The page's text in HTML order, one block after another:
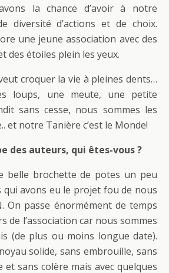
la chance d’avoir à notre
diversité d’actions et de choix.
une jeune association avec des
des étoiles plein les yeux.
croquer la vie à pleines dents…
loups, une meute, une petite
sans cesse, nous sommes les
et notre Tanière c’est le Monde!
des auteurs, qui êtes-vous ?
belle brochette de potes un peu
avons eu le projet fou de nous
On passe énormément de temps
de l’association car nous sommes
(de plus ou moins longue date).
solide, sans embrouille, sans
et sans colère mais avec quelques